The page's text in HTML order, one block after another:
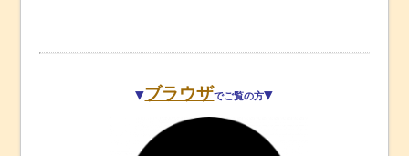
▼ブラウザでご覧の方▼